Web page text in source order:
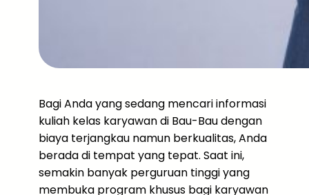
Bagi Anda yang sedang mencari informasi
kuliah kelas karyawan di Bau-Bau dengan
biaya terjangkau namun berkualitas, Anda
berada di tempat yang tepat. Saat ini,
semakin banyak perguruan tinggi yang
membuka program khusus bagi karyawan